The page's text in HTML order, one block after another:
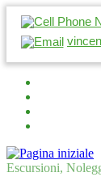
Escursioni,